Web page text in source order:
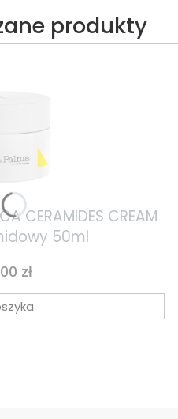
produkty
CERAMIDES CREAM
50ml
zł